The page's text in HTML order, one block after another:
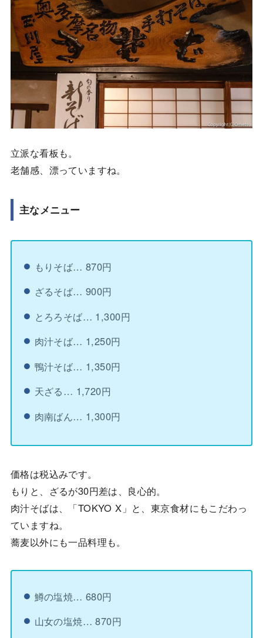
立派な看板も。
老舗感、漂っていますね。
主なメニュー
もりそば… 870円
ざるそば… 900円
とろろそば… 1,300円
肉汁そば… 1,250円
鴨汁そば… 1,350円
天ざる… 1,720円
肉南ばん… 1,300円
価格は税込みです。
もりと、ざるが30円差は、良心的。
肉汁そばは、「TOKYO X」と、東京食材にもこだわっ
ていますね。
蕎麦以外にも一品料理も。
鱒の塩焼… 680円
山女の塩焼… 870円